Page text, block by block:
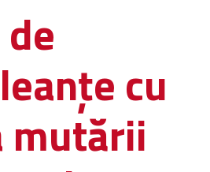
ORGANIZAREA
cu
mutării